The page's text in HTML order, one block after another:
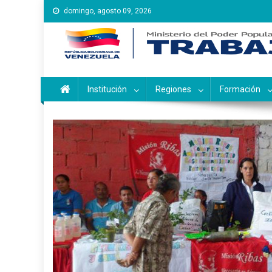
Saltar
al
contenido
domingo, agosto 09, 2026
Instituto Nacional de
Inces
Institución Regiones Formación